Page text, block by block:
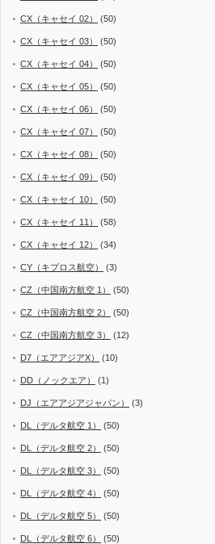
CX（キャセイ 02） (50)
CX（キャセイ 03） (50)
CX（キャセイ 04） (50)
CX（キャセイ 05） (50)
CX（キャセイ 06） (50)
CX（キャセイ 07） (50)
CX（キャセイ 08） (50)
CX（キャセイ 09） (50)
CX（キャセイ 10） (50)
CX（キャセイ 11） (58)
CX（キャセイ 12） (34)
CY（キプロス航空） (3)
CZ（中国南方航空 1） (50)
CZ（中国南方航空 2） (50)
CZ（中国南方航空 3） (12)
D7（エアアジアX） (10)
DD（ノックエア） (1)
DJ（エアアジアジャパン） (3)
DL（デルタ航空 1） (50)
DL（デルタ航空 2） (50)
DL（デルタ航空 3） (50)
DL（デルタ航空 4） (50)
DL（デルタ航空 5） (50)
DL（デルタ航空 6） (50)